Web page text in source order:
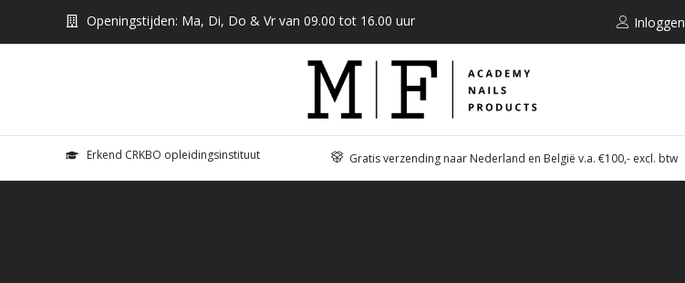
Openingstijden: Ma, Di, Do & Vr van 09.00 tot 16.00 uur Inloggen
Erkend CRKBO opleidingsinstituut Gratis verzending naar Nederland en België v.a. €100,- excl. btw